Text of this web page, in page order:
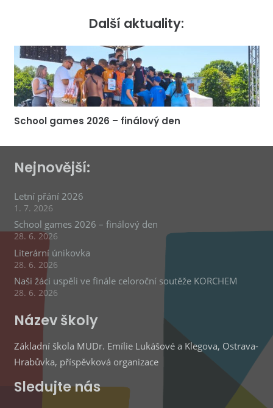
Další aktuality:
School games 2026 – finálový den
Nejnovější:
Letní přání 2026
1. 7. 2026
School games 2026 – finálový den
28. 6. 2026
Literární únikovka
28. 6. 2026
Naši žáci uspěli ve finále celoroční soutěže KORCHEM
28. 6. 2026
Název školy
Základní škola MUDr. Emílie Lukášové a Klegova, Ostrava-
Hrabůvka, příspěvková organizace
Sledujte nás